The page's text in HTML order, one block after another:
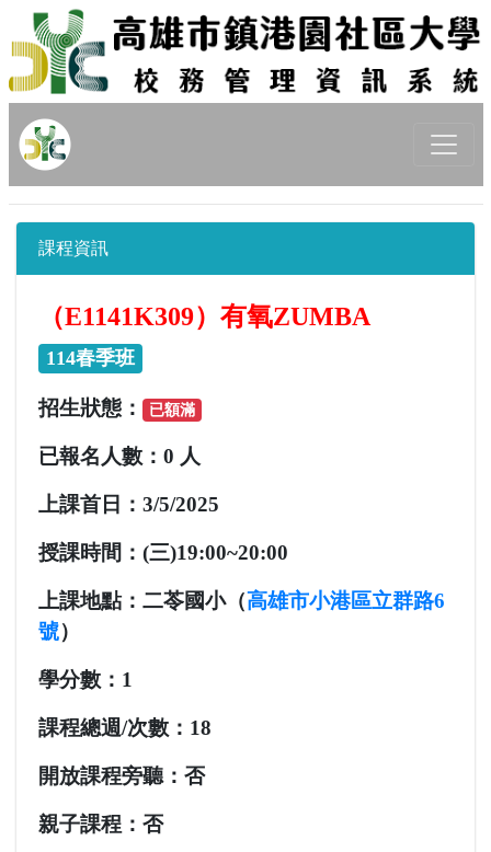
課程資訊
（E1141K309）有氧ZUMBA
114春季班
招生狀態： 已額滿
已報名人數： 0 人
上課首日： 3/5/2025
授課時間： (三)19:00~20:00
上課地點： 二苓國小（高雄市小港區立群路6
號）
學分數： 1
課程總週/次數： 18
開放課程旁聽： 否
親子課程： 否